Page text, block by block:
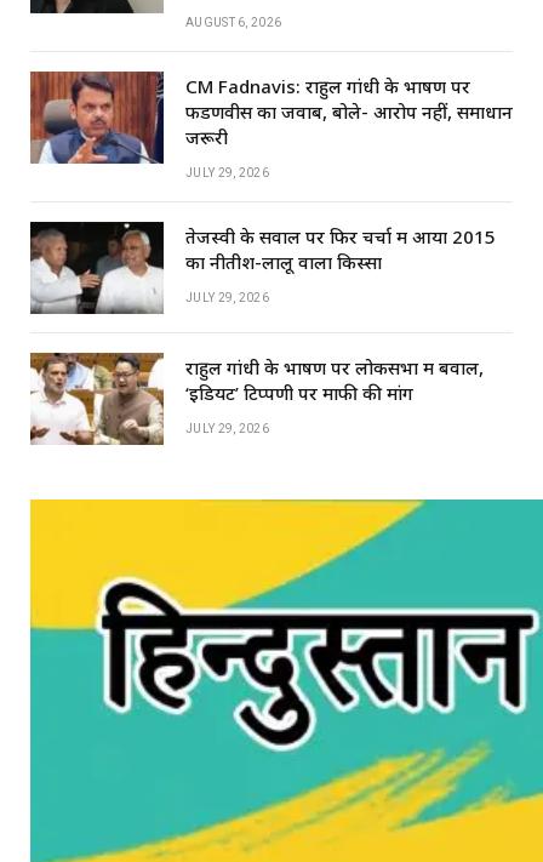
AUGUST 6, 2026
CM Fadnavis: राहुल गांधी के भाषण पर
फडणवीस का जवाब, बोले- आरोप नहीं, समाधान
जरूरी
JULY 29, 2026
तेजस्वी के सवाल पर फिर चर्चा में आया 2015
का नीतीश-लालू वाला किस्सा
JULY 29, 2026
राहुल गांधी के भाषण पर लोकसभा में बवाल,
‘इडियट’ टिप्पणी पर माफी की मांग
JULY 29, 2026